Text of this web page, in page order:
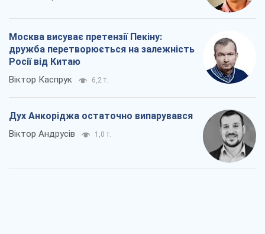
Москва висуває претензії Пекіну:
дружба перетворюється на залежність
Росії від Китаю
Віктор Каспрук 6,2 т.
Дух Анкоріджа остаточно випарувався
Віктор Андрусів 1,0 т.